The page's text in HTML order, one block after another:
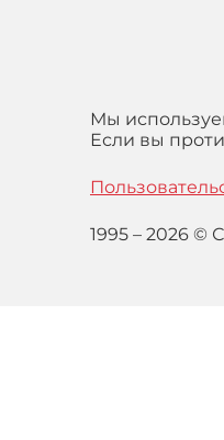
Мы
Если вы
1995 – 2026 ©